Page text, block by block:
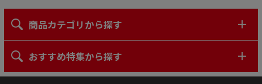
商品カテゴリから探す
おすすめ特集から探す